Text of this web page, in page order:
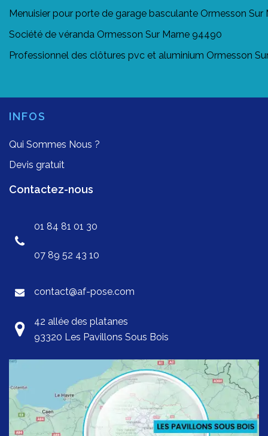
Menuisier pour porte de garage basculante Ormesson Sur
Société de véranda Ormesson Sur Marne 94490
Professionnel des clôtures pvc et aluminium Ormesson
INFOS
Qui Sommes Nous ?
Devis gratuit
Contactez-nous
01 84 81 01 30
07 89 52 43 10
contact@af-pose.com
42 allée des platanes
93320 Les Pavillons Sous Bois